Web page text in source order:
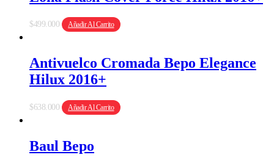
$499.000 Añadir Al Carrito
Antivuelco Cromada Bepo Elegance
Hilux 2016+
$638.000 Añadir Al Carrito
Baul Bepo